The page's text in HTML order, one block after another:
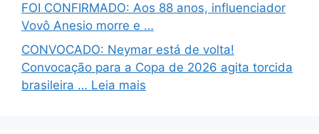
FOI CONFIRMADO: Aos 88 anos, influenciador
Vovô Anesio morre e …
CONVOCADO: Neymar está de volta!
Convocação para a Copa de 2026 agita torcida
brasileira … Leia mais